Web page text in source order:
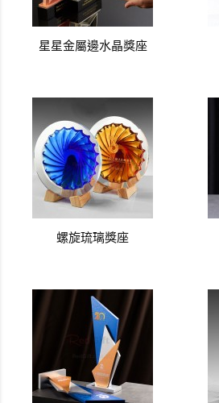
星星金屬邊水晶獎座
螺旋琉璃獎座